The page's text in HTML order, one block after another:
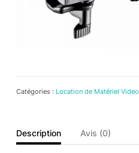
Catégories : Location de Matériel Video
Description Avis (0)